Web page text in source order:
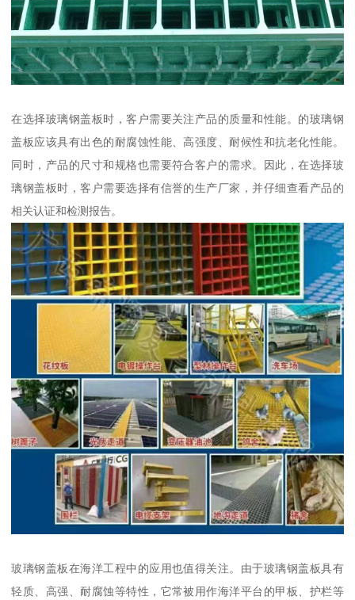
在选择玻璃钢盖板时，客户需要关注产品的质量和性能。的玻璃钢
盖板应该具有出色的耐腐蚀性能、高强度、耐候性和抗老化性能。
同时，产品的尺寸和规格也需要符合客户的需求。因此，在选择玻
璃钢盖板时，客户需要选择有信誉的生产厂家，并仔细查看产品的
相关认证和检测报告。
玻璃钢盖板在海洋工程中的应用也值得关注。由于玻璃钢盖板具有
轻质、高强、耐腐蚀等特性，它常被用作海洋平台的甲板、护栏等